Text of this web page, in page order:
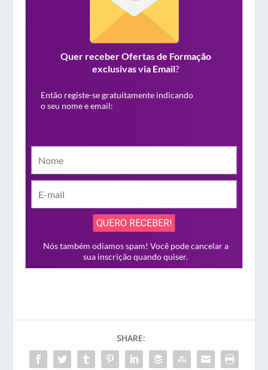
SHARE: